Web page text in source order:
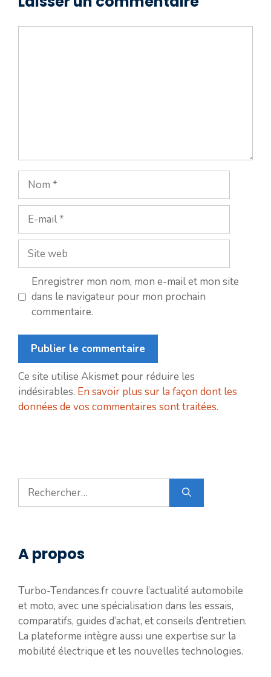
Nom
mail
Site
web
Enregistrer mon nom, mon e-mail et mon site
dans le navigateur pour mon prochain
commentaire.
Ce site utilise Akismet pour réduire les
indésirables. En savoir plus sur la façon dont les
données de vos commentaires sont traitées.
Rechercher :
A propos
Turbo-Tendances.fr couvre l’actualité automobile
et moto, avec une spécialisation dans les essais,
comparatifs, guides d’achat, et conseils d’entretien.
La plateforme intègre aussi une expertise sur la
mobilité électrique et les nouvelles technologies.